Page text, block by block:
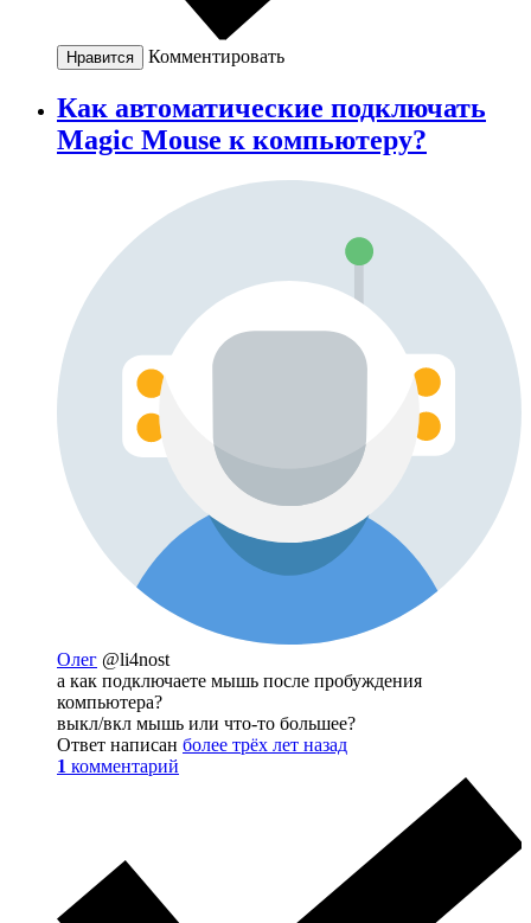
Нравится Комментировать
Как автоматические подключать
Magic Mouse к компьютеру?
Олег @li4nost
а как подключаете мышь после пробуждения
компьютера?
выкл/вкл мышь или что-то большее?
Ответ написан более трёх лет назад
1 комментарий